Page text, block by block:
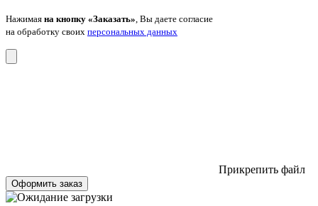
Нажимая на кнопку «Заказать» , Вы даете согласие
на обработку своих персональных данных
Прикрепить файл
Оформить заказ